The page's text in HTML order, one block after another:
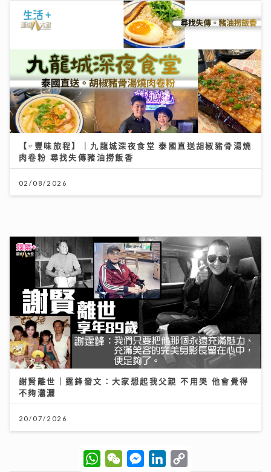
【#豐味旅程】｜九龍城深夜食堂 泰國直送胡椒豬骨湯燒
肉卷粉 尋找失傳豬油撈飯香
02/08/2026
謝賢離世｜霆鋒發文：大家想起我父親 不用哭 他會覺得
不夠瀟灑
20/07/2026
W
h
W
e
M
e
L